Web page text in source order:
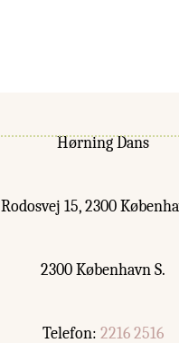
Hørning Dans
Rodosvej 15, 2300
2300 København S.
Telefon: 2216 2516